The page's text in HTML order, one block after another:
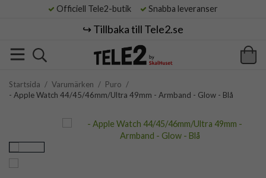
Officiell Tele2-butik Snabba leveranser
↪️ Tillbaka till Tele2.se
Startsida / Varumärken / Puro /
- Apple Watch 44/45/46mm/Ultra 49mm - Armband - Glow - Blå